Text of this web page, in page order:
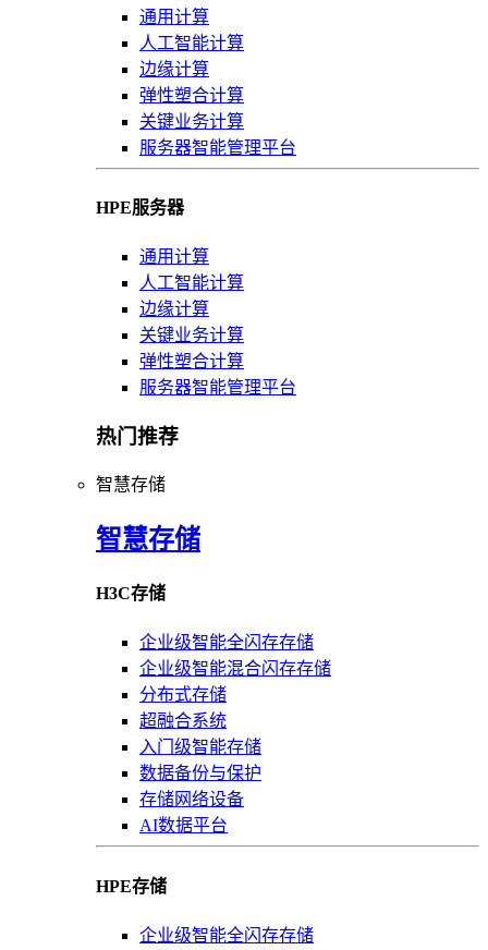
通用计算
人工智能计算
边缘计算
弹性塑合计算
关键业务计算
服务器智能管理平台
HPE服务器
通用计算
人工智能计算
边缘计算
关键业务计算
弹性塑合计算
服务器智能管理平台
热门推荐
智慧存储
智慧存储
H3C存储
企业级智能全闪存存储
企业级智能混合闪存存储
分布式存储
超融合系统
入门级智能存储
数据备份与保护
存储网络设备
AI数据平台
HPE存储
企业级智能全闪存存储